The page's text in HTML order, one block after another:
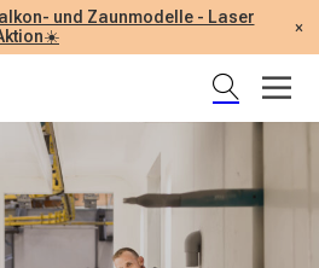
und Zaunmodelle - Laser
×